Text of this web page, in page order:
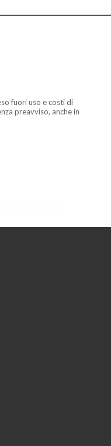
fuori uso e costi di
preavviso, anche in